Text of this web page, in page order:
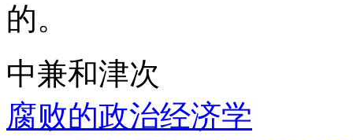
的。
中兼和津次
腐败的政治经济学